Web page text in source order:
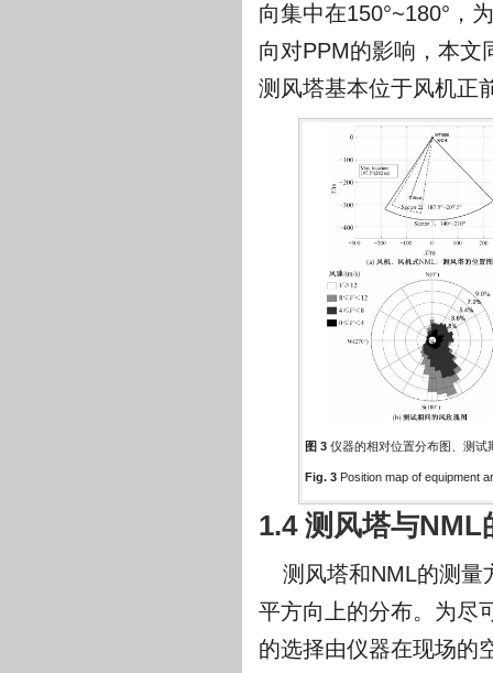
向集中在150°~180°，
向对PPM的影响，本文
测风塔基本位于风机正
图 3 仪器的相对位置分布图、测试
Fig. 3 Position map of equipment
1.4 测风塔与NML
测风塔和NML的测量
平方向上的分布。为尽
的选择由仪器在现场的